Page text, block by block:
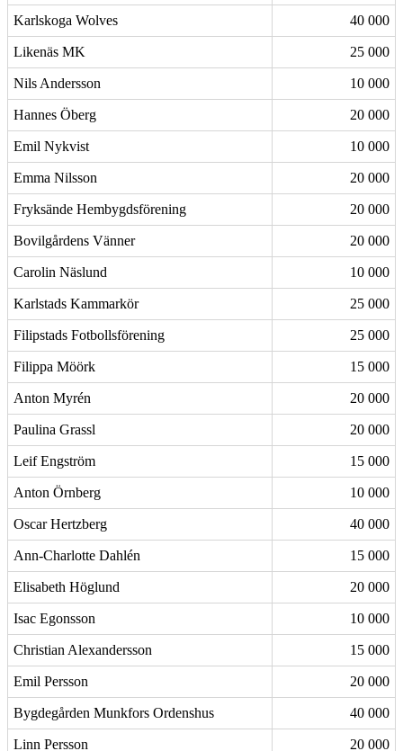
Karlskoga Wolves 40 000
Likenäs MK 25 000
Nils Andersson 10 000
Hannes Öberg 20 000
Emil Nykvist 10 000
Emma Nilsson 20 000
Fryksände Hembygdsförening 20 000
Bovilgårdens Vänner 20 000
Carolin Näslund 10 000
Karlstads Kammarkör 25 000
Filipstads Fotbollsförening 25 000
Filippa Möörk 15 000
Anton Myrén 20 000
Paulina Grassl 20 000
Leif Engström 15 000
Anton Örnberg 10 000
Oscar Hertzberg 40 000
Ann-Charlotte Dahlén 15 000
Elisabeth Höglund 20 000
Isac Egonsson 10 000
Christian Alexandersson 15 000
Emil Persson 20 000
Bygdegården Munkfors Ordenshus 40 000
Linn Persson 20 000